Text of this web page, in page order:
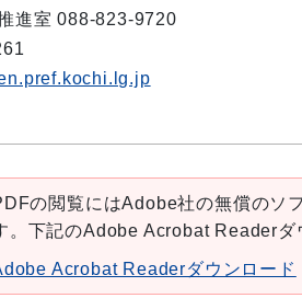
進室 088-823-9720
の閲覧にはAdobe社の無償のソ
。下記のAdobe Acrobat Readerダ
Acrobat Readerダウンロード